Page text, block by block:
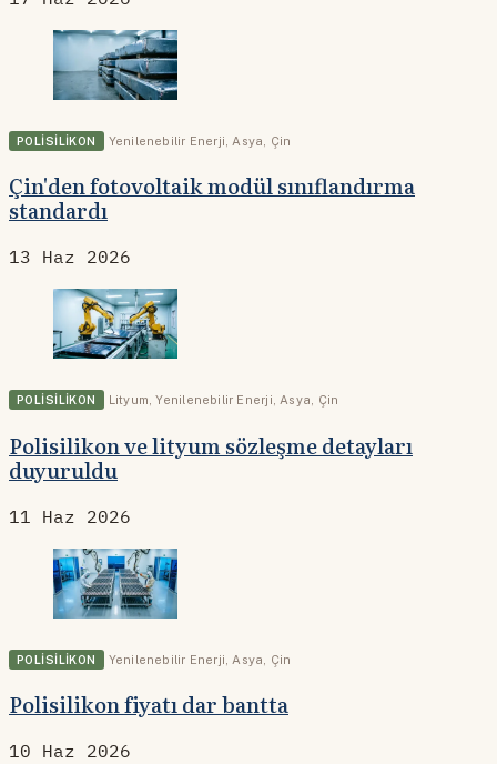
POLISILIKON Yenilenebilir Enerji Asya Çin
Çin'den fotovoltaik modül sınıflandırma
standardı
13 Haz 2026
POLISILIKON Lityum ,Yenilenebilir Enerji Asya Çin
Polisilikon ve lityum sözleşme detayları
duyuruldu
11 Haz 2026
POLISILIKON Yenilenebilir Enerji Asya Çin
Polisilikon fiyatı dar bantta
10 Haz 2026